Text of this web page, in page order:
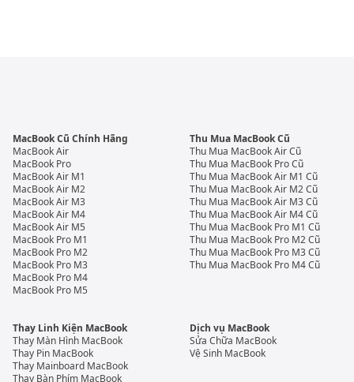
MacBook Cũ Chính Hãng
MacBook Air
MacBook Pro
MacBook Air M1
MacBook Air M2
MacBook Air M3
MacBook Air M4
MacBook Air M5
MacBook Pro M1
MacBook Pro M2
MacBook Pro M3
MacBook Pro M4
MacBook Pro M5
Thu Mua MacBook Cũ
Thu Mua MacBook Air Cũ
Thu Mua MacBook Pro Cũ
Thu Mua MacBook Air M1 Cũ
Thu Mua MacBook Air M2 Cũ
Thu Mua MacBook Air M3 Cũ
Thu Mua MacBook Air M4 Cũ
Thu Mua MacBook Pro M1 Cũ
Thu Mua MacBook Pro M2 Cũ
Thu Mua MacBook Pro M3 Cũ
Thu Mua MacBook Pro M4 Cũ
Thay Linh Kiện MacBook
Thay Màn Hình MacBook
Thay Pin MacBook
Thay Mainboard MacBook
Thay Bàn Phím MacBook
Dịch vụ MacBook
Sửa Chữa MacBook
Vệ Sinh MacBook